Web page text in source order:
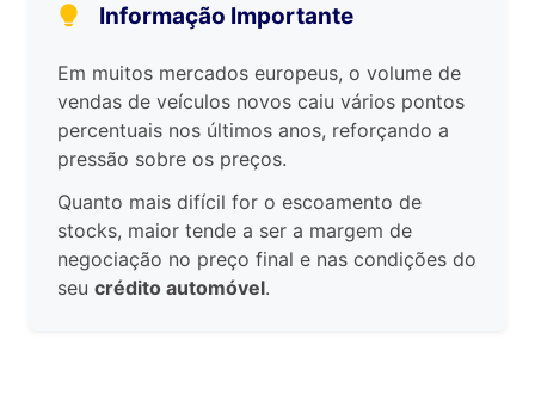
Informação Importante
Em muitos mercados europeus, o volume de
vendas de veículos novos caiu vários pontos
percentuais nos últimos anos, reforçando a
pressão sobre os preços.
Quanto mais difícil for o escoamento de
stocks, maior tende a ser a margem de
negociação no preço final e nas condições do
seu crédito automóvel.